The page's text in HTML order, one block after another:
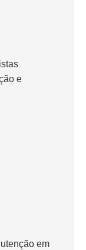
e
em